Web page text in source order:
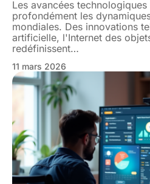
Les avancées
profondément les
mondiales. Des innovations
artificielle, l'Internet des
redéfinissent…
11 mars 2026